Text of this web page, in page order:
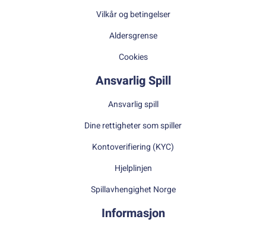
Vilkår og betingelser
Aldersgrense
Cookies
Ansvarlig Spill
Ansvarlig spill
Dine rettigheter som spiller
Kontoverifiering (KYC)
Hjelplinjen
Spillavhengighet Norge
Informasjon